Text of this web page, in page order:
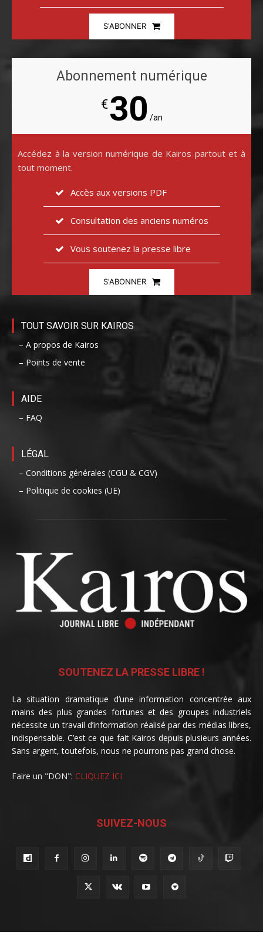
S'ABONNER
Abonnement numérique
€30 /an
Accédez à la version numérique de Kairos partout et à
tout moment.
Accès aux versions PDF
Consultation des anciens numéros
Vous soutenez la presse libre
S'ABONNER
TOUT SAVOIR SUR KAIROS
– A propos de Kairos
– Points de vente
AIDE
– FAQ
LÉGAL
– Conditions générales (CGU & CGV)
– Politique de cookies (UE)
SOUTENEZ LA PRESSE LIBRE !
La situation dramatique d’une information concentrée aux
mains des plus grandes fortunes et des groupes industriels
nécessite un travail d’information réalisé par des médias libres,
indispensable. C’est ce que fait Kairos depuis plusieurs années.
Sans argent, toutefois, nous ne pourrons pas grand chose.
Faire un "DON": CLIQUEZ ICI
SUIVEZ-NOUS